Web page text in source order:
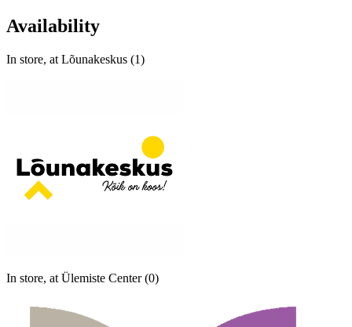
Availability
In store, at Lõunakeskus (1)
In store, at Ülemiste Center (0)